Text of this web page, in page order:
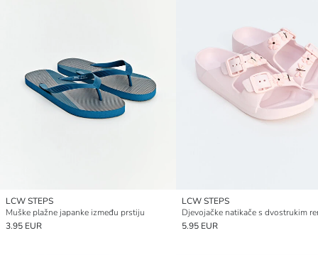
LCW STEPS
Muške plažne japanke između prstiju
3.95 EUR
LCW STEPS
Djevojačke natikače s dvostrukim
5.95 EUR